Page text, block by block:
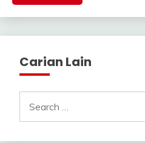
Carian Lain
for: